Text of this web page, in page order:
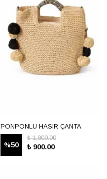
PONPONLU HASIR ÇANTA
%50
₺ 1,800.00
₺ 900.00